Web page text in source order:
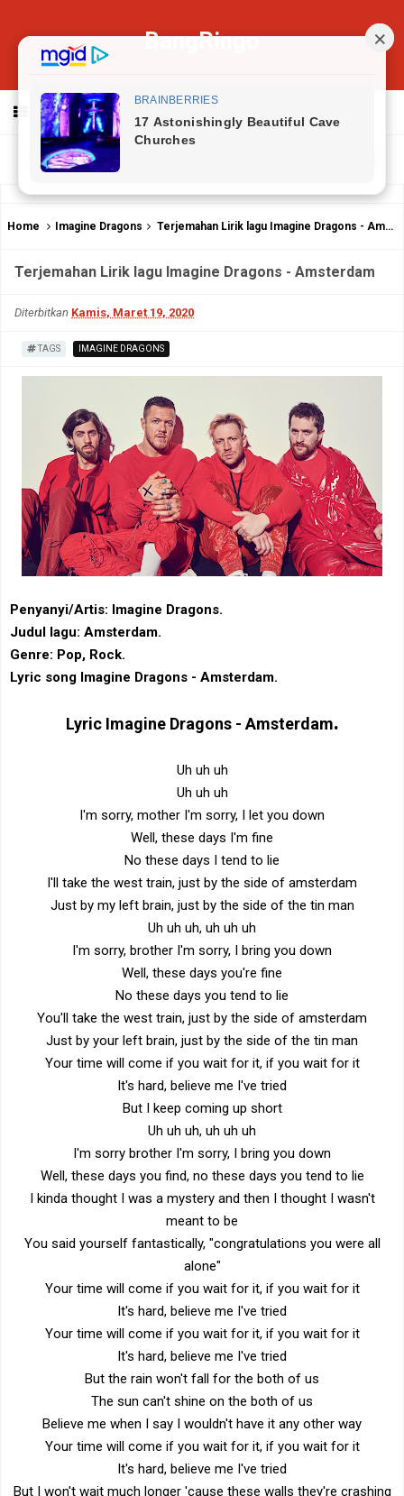
BangRingo
MENU
Home Imagine Dragons Terjemahan Lirik lagu Imagine Dragons - Amsterdam
Terjemahan Lirik lagu Imagine Dragons - Amsterdam
Diterbitkan Kamis, Maret 19, 2020
TAGS IMAGINE DRAGONS
Penyanyi/Artis: Imagine Dragons.
Judul lagu: Amsterdam.
Genre: Pop, Rock.
Lyric song Imagine Dragons - Amsterdam.
Lyric Imagine Dragons - Amsterdam.
Uh uh uh
Uh uh uh
I'm sorry, mother I'm sorry, I let you down
Well, these days I'm fine
No these days I tend to lie
I'll take the west train, just by the side of amsterdam
Just by my left brain, just by the side of the tin man
Uh uh uh, uh uh uh
I'm sorry, brother I'm sorry, I bring you down
Well, these days you're fine
No these days you tend to lie
You'll take the west train, just by the side of amsterdam
Just by your left brain, just by the side of the tin man
Your time will come if you wait for it, if you wait for it
It's hard, believe me I've tried
But I keep coming up short
Uh uh uh, uh uh uh
I'm sorry brother I'm sorry, I bring you down
Well, these days you find, no these days you tend to lie
I kinda thought I was a mystery and then I thought I wasn't
meant to be
You said yourself fantastically, "congratulations you were all
alone"
Your time will come if you wait for it, if you wait for it
It's hard, believe me I've tried
Your time will come if you wait for it, if you wait for it
It's hard, believe me I've tried
But the rain won't fall for the both of us
The sun can't shine on the both of us
Believe me when I say I wouldn't have it any other way
Your time will come if you wait for it, if you wait for it
It's hard, believe me I've tried
But I won't wait much longer 'cause these walls they're crashing